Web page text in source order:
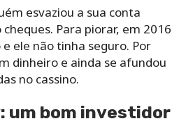
esvaziou a sua conta
Para piorar, em 2016
ele não tinha seguro. Por
dinheiro e ainda se afundou
no cassino.
um bom investidor